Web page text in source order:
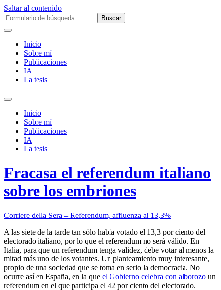
Saltar al contenido
Buscar:
Inicio
Sobre mí­
Publicaciones
IA
La tesis
Alternar
campo
búsqueda
Inicio
Sobre mí­
Publicaciones
IA
La tesis
Fracasa el referendum italiano
sobre los embriones
Corriere della Sera – Referendum, affluenza al 13,3%
A las siete de la tarde tan sólo había votado el 13,3 por ciento del
electorado italiano, por lo que el referendum no será válido. En
Italia, para que un referendum tenga validez, debe votar al menos la
mitad más uno de los votantes. Un planteamiento muy interesante,
propio de una sociedad que se toma en serio la democracia. No
ocurre así en España, en la que el Gobierno celebra con alborozo un
referendum en el que participa el 42 por ciento del electorado.